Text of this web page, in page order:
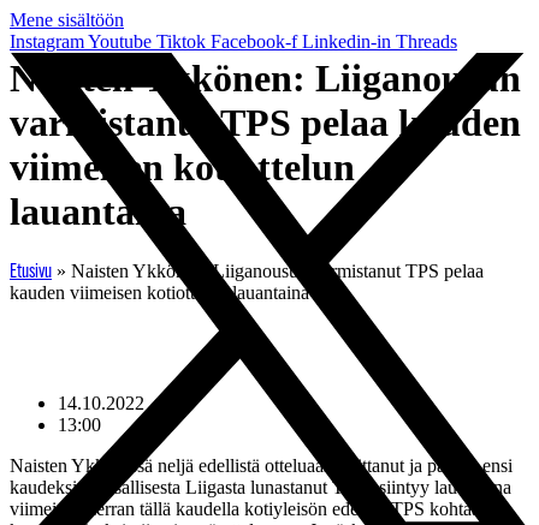
Mene sisältöön
InstagramYoutube Tiktok Facebook-f Linkedin-in Threads
Naisten Ykkönen: Liiganousun
varmistanut TPS pelaa kauden
viimeisen kotiottelun
lauantaina
Etusivu » Naisten Ykkönen: Liiganousun varmistanut TPS pelaa
kauden viimeisen kotiottelun lauantaina
14.10.2022
13:00
Naisten Ykkösessä neljä edellistä otteluaan voittanut ja paikan ensi
kaudeksi Kansallisesta Liigasta lunastanut TPS esiintyy lauantaina
viimeisen kerran tällä kaudella kotiyleisön edessä. TPS kohtaa